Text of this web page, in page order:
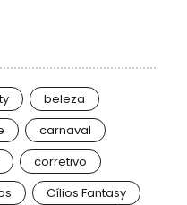
beleza
carnaval
corretivo
Cílios Fantasy